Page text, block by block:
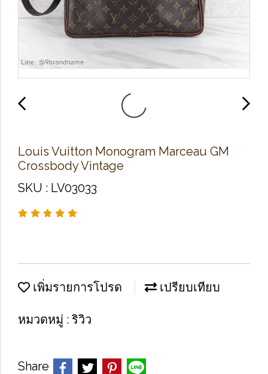
Louis Vuitton Monogram Marceau GM
Crossbody Vintage
SKU : LV03033
เพิ่มรายการโปรด เปรียบเทียบ
หมวดหมู่ : ริวิว
Share